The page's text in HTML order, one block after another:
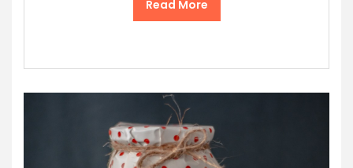
Read More